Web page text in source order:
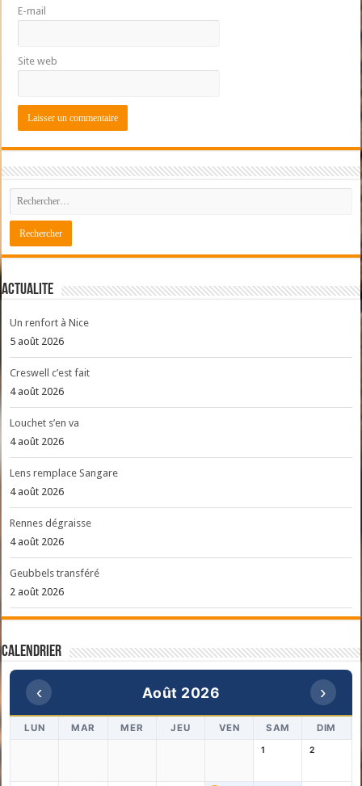
E-mail
Site web
ACTUALITE
Un renfort à Nice
5 août 2026
Creswell c’est fait
4 août 2026
Louchet s’en va
4 août 2026
Lens remplace Sangare
4 août 2026
Rennes dégraisse
4 août 2026
Geubbels transféré
2 août 2026
Calendrier
‹ Août 2026 ›
LUN MAR MER JEU VEN SAM DIM
1 2